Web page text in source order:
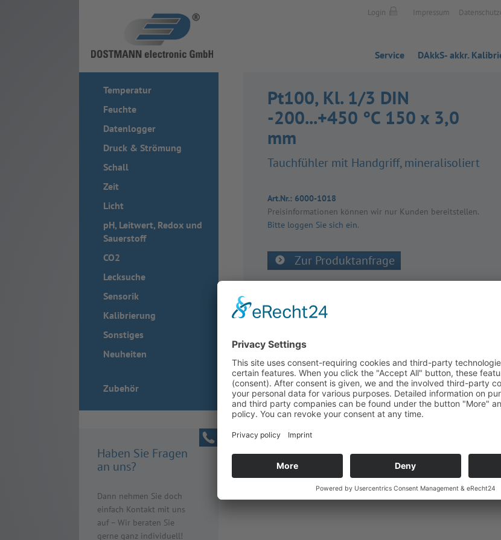
Login Impressum
Service DAkkS- akkr.
Temperatur
Feuchte
Datenlogger
Druck & Strömung
Schall
Zeit
Licht
pH, Leitwert, Redox und
Sauerstoff
CO2
Lecksuche
Sensorik
Kalibrierung
Sonstiges
Neuheiten
Zubehör
Haben Sie Fragen
an uns?
Dann nehmen Sie doch
einfach Kontakt mit uns
auf – Wir beraten Sie
gerne ganz individuell!
Pt100, Kl. 1/3 DIN
-200...+450 °C 150 x 3,0
mm
Tauch­füh­ler mit Hand­griff, mine­ral­iso­liert
Art.Nr.: 6000-1018
Preis­in­for­ma­tio­nen kön­nen wir nur Kun­den bereit­stel­len.
Bitte loggen Sie sich ein.
Zur Produktanfrage
Passend für
Zurück zum Produkt